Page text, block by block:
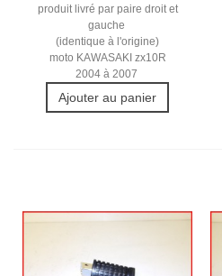
produit livré par paire droit et
gauche
(identique à l'origine)
moto KAWASAKI zx10R
2004 à 2007
Ajouter au panier